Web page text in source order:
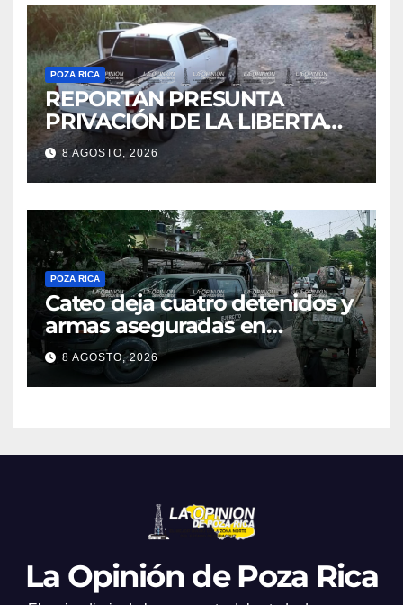
POZA RICA
REPORTAN PRESUNTA
PRIVACIÓN DE LA LIBERTAD
DE DOS HOMBRES EN CERRO
AZUL; HORAS DESPUÉS
HABRÍAN SIDO LIBERADOS
8 AGOSTO, 2026
POZA RICA
Cateo deja cuatro detenidos y
armas aseguradas en
Papantla
8 AGOSTO, 2026
La Opinión de Poza Rica